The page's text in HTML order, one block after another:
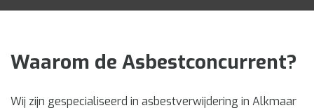
Waarom de Asbestconcurrent?
Wij zijn gespecialiseerd in asbestverwijdering in Alkmaar